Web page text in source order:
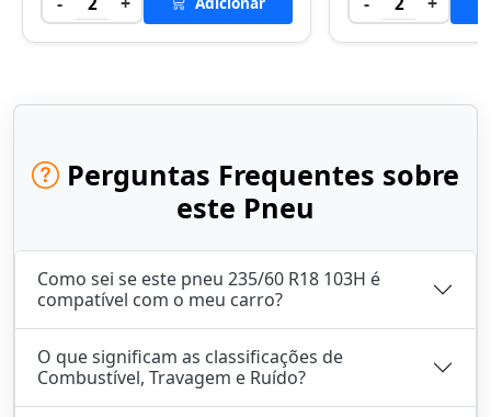
Perguntas Frequentes sobre
este Pneu
Como sei se este pneu 235/60 R18 103H é
compatível com o meu carro?
O que significam as classificações de
Combustível, Travagem e Ruído?